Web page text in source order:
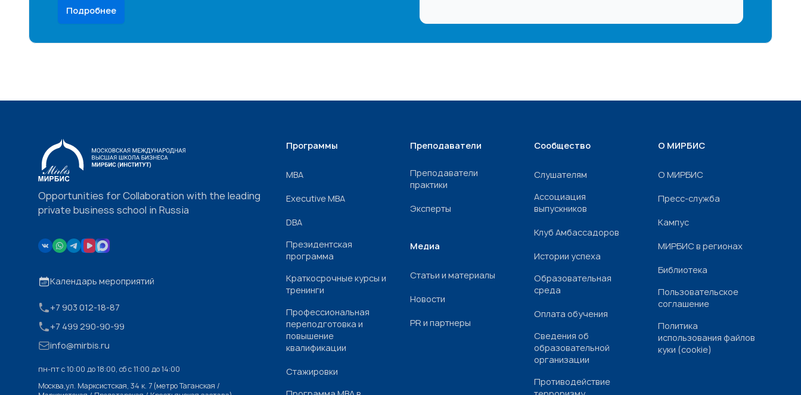
Подробнее
Opportunities for Collaboration with the leading
private business school in Russia
Календарь мероприятий
+7 903 012-18-87
+7 499 290-90-99
info@mirbis.ru
пн-пт с 10:00 до 18:00, cб с 11:00 до 14:00
Москва,ул. Марксистская, 34 к. 7 (метро Таганская /
Программы
МВА
Executive MBA
DBA
Президентская
программа
Краткосрочные курсы и
тренинги
Профессиональная
переподготовка и
повышение
квалификации
Стажировки
Преподаватели
Преподаватели
практики
Эксперты
Медиа
Статьи и материалы
Новости
PR и партнеры
Сообщество
Слушателям
Ассоциация
выпускников
Клуб Амбассадоров
Истории успеха
Образовательная
среда
Оплата обучения
Сведения об
образовательной
организации
Противодействие
О МИРБИС
О МИРБИС
Пресс-служба
Кампус
МИРБИС в регионах
Библиотека
Пользовательское
соглашение
Политика
использования файлов
куки (cookie)